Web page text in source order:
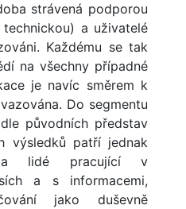
strávená podporou
a uživatelé
Každému se tak
na všechny případné
je navíc směrem k
Do segmentu
původních představ
výsledků patří jednak
a lidé pracující v
a s informacemi,
jako duševně